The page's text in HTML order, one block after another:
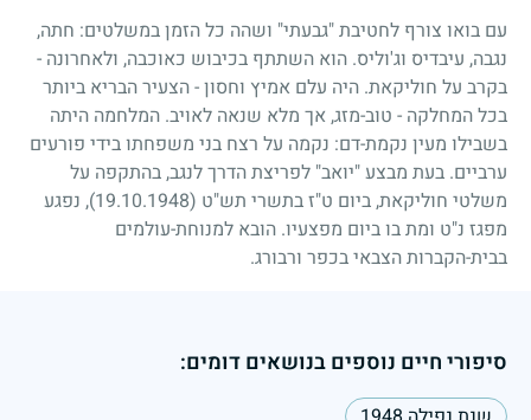
עם בואו צורף לחטיבת "גבעתי" ושהה כל הזמן במשלטים: חתה,
נגבה, עיבדיס וג'וליס. הוא השתתף בכיבוש כאוכבה, ולאחרונה -
בקרב על חוליקאת. היה עלם אמיץ וחסון - הצעיר הבריא ביותר
בכל המחלקה - טוב-מזג, אך מלא שנאה לאויב. המלחמה היתה
בשבילו מעין נקמת-דם: נקמה על רצח בני משפחתו בידי פורעים
ערביים. בעת מבצע "יואב" לפריצת הדרך לנגב, בהתקפה על
משלטי חוליקאת, ביום ט"ז בתשרי תש"ט (19.10.1948)
, נפגע
מפגז נ"ט ומת בו ביום מפצעיו. הובא למנוחת-עולמים
בבית-הקברות הצבאי בכפר ורבורג.
סיפורי חיים נוספים בנושאים דומים: